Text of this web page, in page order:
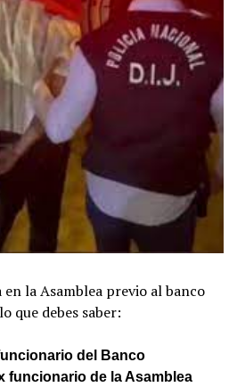
la Asamblea previo al banco
que debes saber:
del Banco
funcionario de la Asamblea